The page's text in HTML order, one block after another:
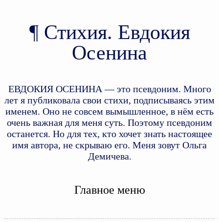
Стихия. Евдокия
Осенина
ЕВДОКИЯ ОСЕНИНА — это псевдоним. Много
лет я публиковала свои стихи, подписываясь этим
именем. Оно не совсем вымышленное, в нём есть
очень важная для меня суть. Поэтому псевдоним
останется. Но для тех, кто хочет знать настоящее
имя автора, не скрываю его. Меня зовут Ольга
Демичева.
Главное меню